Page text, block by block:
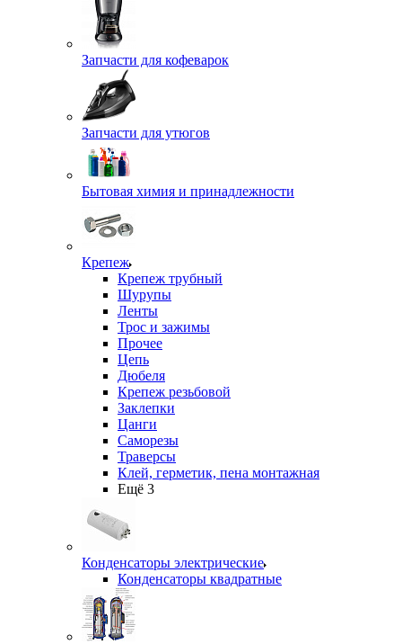
Запчасти для кофеварок
Запчасти для утюгов
Бытовая химия и принадлежности
Крепеж
Крепеж трубный
Шурупы
Ленты
Трос и зажимы
Прочее
Цепь
Дюбеля
Крепеж резьбовой
Заклепки
Цанги
Саморезы
Траверсы
Клей, герметик, пена монтажная
Ещё 3
Конденсаторы электрические
Конденсаторы квадратные